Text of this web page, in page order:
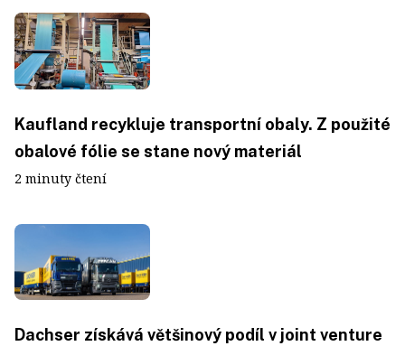
Kaufland recykluje transportní obaly. Z použité
obalové fólie se stane nový materiál
2 minuty čtení
Dachser získává většinový podíl v joint venture